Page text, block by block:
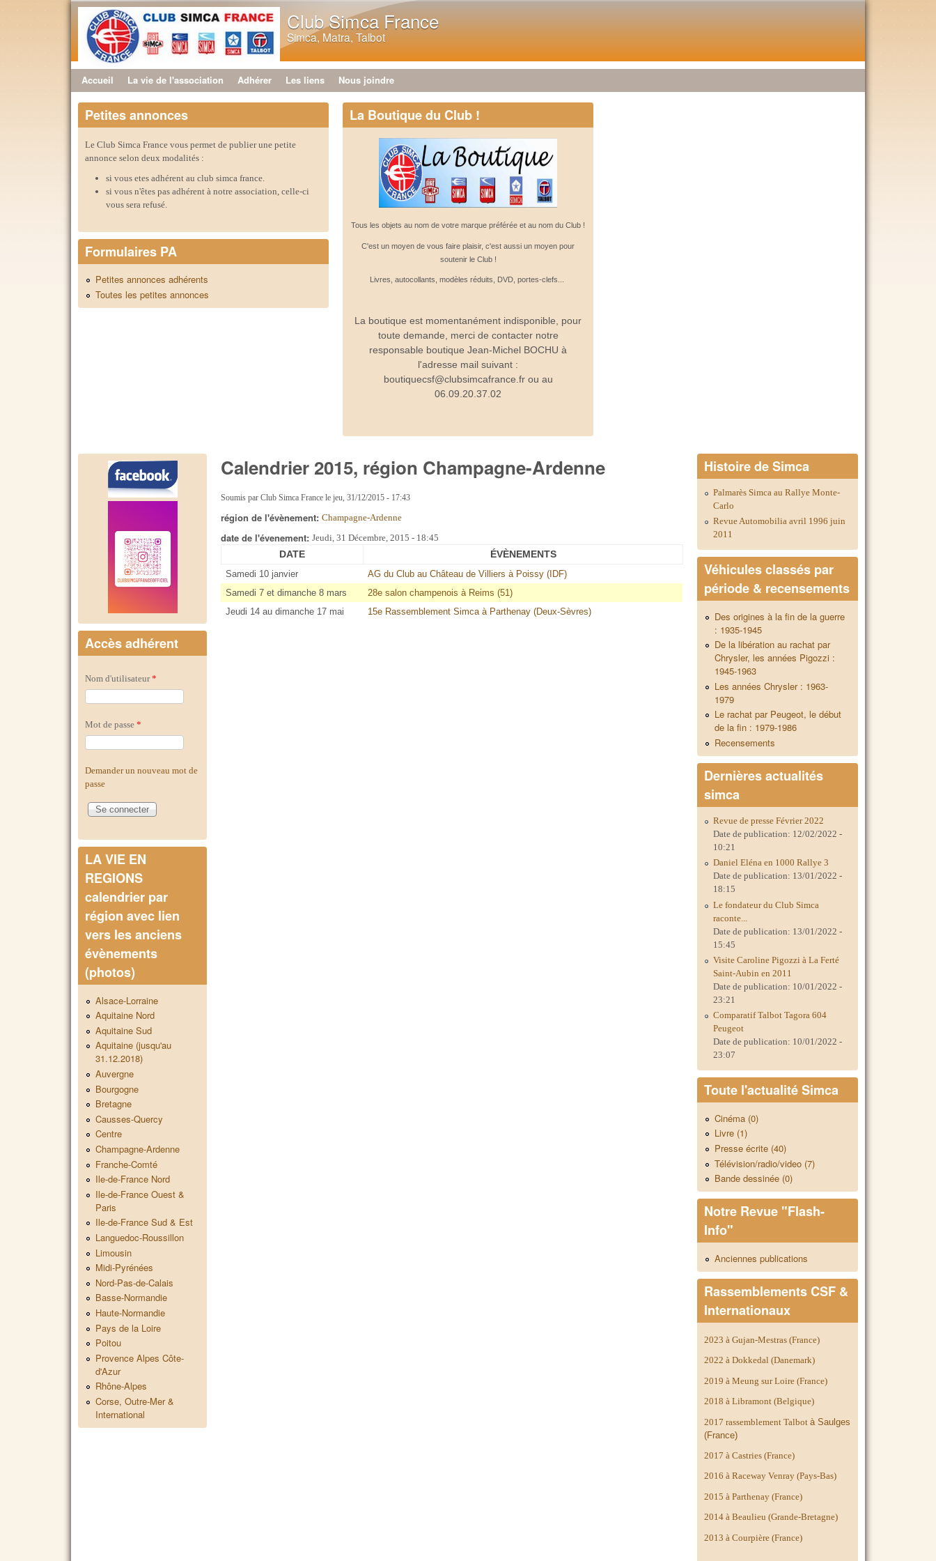
Club Simca France
Simca, Matra, Talbot
Menu principal
Accueil La vie de l'association Adhérer Les liens Nous joindre
Petites annonces
Le Club Simca France vous permet de publier une petite
annonce selon deux modalités :
si vous etes adhérent au club simca france.
si vous n'êtes pas adhérent à notre association, celle-ci
vous sera refusé.
Formulaires PA
Petites annonces adhérents
Toutes les petites annonces
La Boutique du Club !
Tous les objets au nom de votre marque préférée et au nom du Club !
C'est un moyen de vous faire plaisir, c'est aussi un moyen pour
soutenir le Club !
Livres, autocollants, modèles réduits, DVD, portes-clefs...
La boutique est momentanément indisponible, pour
toute demande, merci de contacter notre
responsable boutique Jean-Michel BOCHU à
l'adresse mail suivant :
boutiquecsf@clubsimcafrance.fr ou au
06.09.20.37.02
Calendrier 2015, région Champagne-Ardenne
Soumis parClub Simca France lejeu, 31/12/2015 - 17:43
région de l'évènement:Champagne-Ardenne
date de l'évenement:Jeudi, 31 Décembre, 2015 - 18:45
DATE ÉVÈNEMENTS
Samedi 10 janvier
AG du Club au Château de Villiers à Poissy (IDF)
Samedi 7 et dimanche 8 mars
28e salon champenois à Reims (51)
Jeudi 14 au dimanche 17 mai
15e Rassemblement Simca à Parthenay (Deux-Sèvres)
Accès adhérent
Nom d'utilisateur*
Mot de passe *
Demander un nouveau mot de
passe
LA VIE EN
REGIONS
calendrier par
région avec lien
vers les anciens
évènements
(photos)
Alsace-Lorraine
Aquitaine Nord
Aquitaine Sud
Aquitaine (jusqu'au
31.12.2018)
Auvergne
Bourgogne
Bretagne
Causses-Quercy
Centre
Champagne-Ardenne
Franche-Comté
Ile-de-France Nord
Ile-de-France Ouest &
Paris
Ile-de-France Sud & Est
Languedoc-Roussillon
Limousin
Midi-Pyrénées
Nord-Pas-de-Calais
Basse-Normandie
Haute-Normandie
Pays de la Loire
Poitou
Provence Alpes Côte-
d'Azur
Rhône-Alpes
Corse, Outre-Mer &
International
Histoire de Simca
Palmarès Simca au Rallye Monte-
Carlo
Revue Automobilia avril 1996 juin
2011
Véhicules classés par
période & recensements
Des origines à la fin de la guerre
: 1935-1945
De la libération au rachat par
Chrysler, les années Pigozzi :
1945-1963
Les années Chrysler : 1963-
1979
Le rachat par Peugeot, le début
de la fin : 1979-1986
Recensements
Dernières actualités
simca
Revue de presse Février 2022
Date de publication: 12/02/2022 -
10:21
Daniel Eléna en 1000 Rallye 3
Date de publication: 13/01/2022 -
18:15
Le fondateur du Club Simca
raconte...
Date de publication: 13/01/2022 -
15:45
Visite Caroline Pigozzi à La Ferté
Saint-Aubin en 2011
Date de publication: 10/01/2022 -
23:21
Comparatif Talbot Tagora 604
Peugeot
Date de publication: 10/01/2022 -
23:07
Toute l'actualité Simca
Cinéma (0)
Livre (1)
Presse écrite (40)
Télévision/radio/video (7)
Bande dessinée (0)
Notre Revue "Flash-
Info"
Anciennes publications
Rassemblements CSF &
Internationaux
2023 à Gujan-Mestras (France)
2022 à Dokkedal (Danemark)
2019 à Meung sur Loire (France)
2018 à Libramont (Belgique)
2017 rassemblement Talbotà Saulges
(France)
2017 à Castries (France)
2016 à Raceway Venray (Pays-Bas)
2015 à Parthenay (France)
2014 àBeaulieu (Grande-Bretagne)
2013 à Courpière (France)